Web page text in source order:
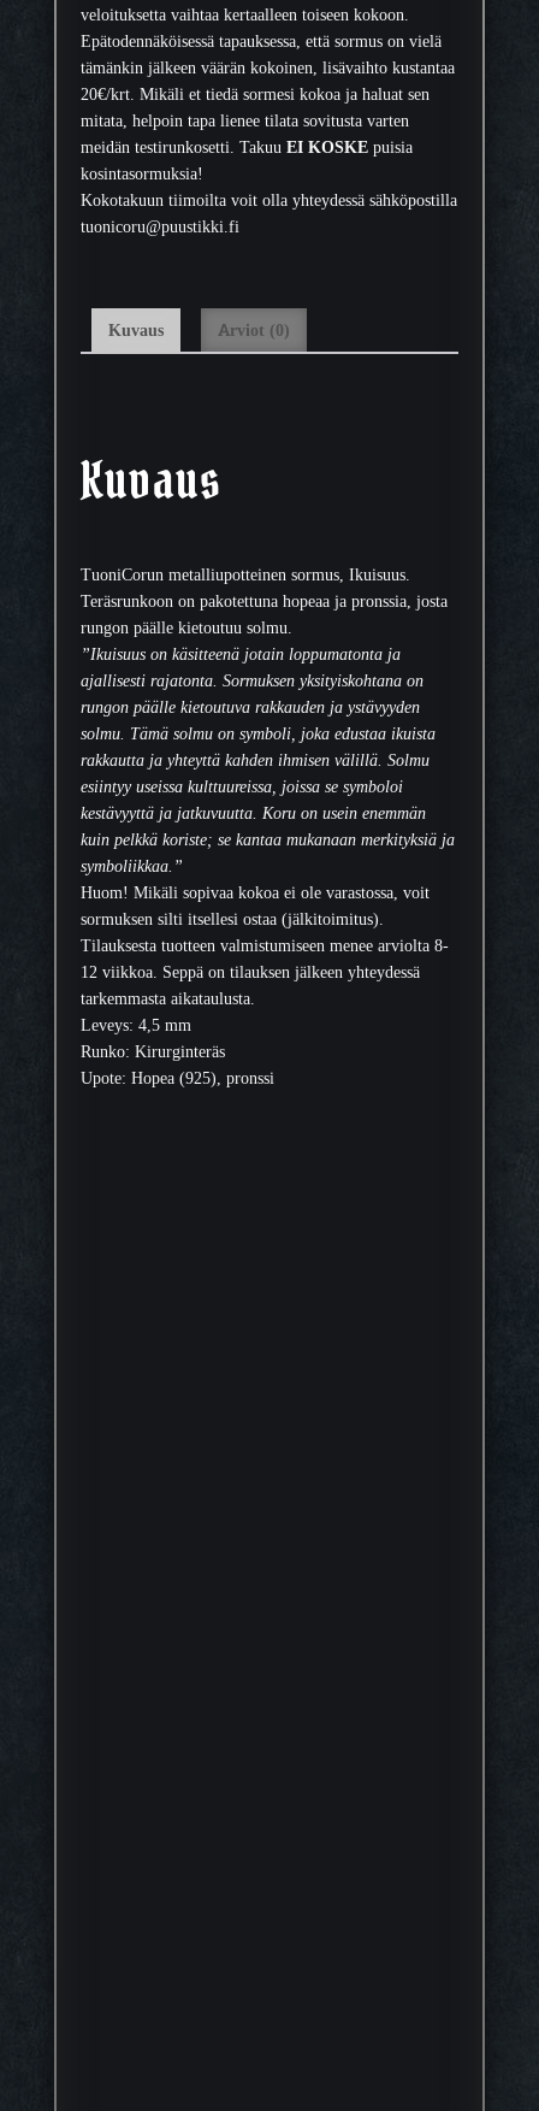
u
s
4
m
m
m
veloituksetta vaihtaa kertaalleen toiseen kokoon.
Epätodennäköisessä tapauksessa, että sormus on vielä
tämänkin jälkeen väärän kokoinen, lisävaihto kustantaa
20€/krt. Mikäli et tiedä sormesi kokoa ja haluat sen
mitata, helpoin tapa lienee tilata sovitusta varten
meidän testirunkosetti. Takuu EI KOSKEpuisia
kosintasormuksia!
Kokotakuun tiimoilta voit olla yhteydessä sähköpostilla
tuonicoru@puustikki.fi
Kuvaus Arviot (0)
Kuvaus
TuoniCorun metalliupotteinen sormus, Ikuisuus.
Teräsrunkoon on pakotettuna hopeaa ja pronssia, josta
rungon päälle kietoutuu solmu.
”Ikuisuus on käsitteenä jotain loppumatonta ja
ajallisesti rajatonta. Sormuksen yksityiskohtana on
rungon päälle kietoutuva rakkauden ja ystävyyden
solmu. Tämä solmu on symboli, joka edustaa ikuista
rakkautta ja yhteyttä kahden ihmisen välillä. Solmu
esiintyy useissa kulttuureissa, joissa se symboloi
kestävyyttä ja jatkuvuutta. Koru on usein enemmän
kuin pelkkä koriste; se kantaa mukanaan merkityksiä ja
symboliikkaa.”
Huom! Mikäli sopivaa kokoa ei ole varastossa, voit
sormuksen silti itsellesi ostaa (jälkitoimitus).
Tilauksesta tuotteen valmistumiseen menee arviolta 8-
12 viikkoa. Seppä on tilauksen jälkeen yhteydessä
tarkemmasta aikataulusta.
Leveys: 4,5 mm
Runko: Kirurginteräs
Upote: Hopea (925), pronssi